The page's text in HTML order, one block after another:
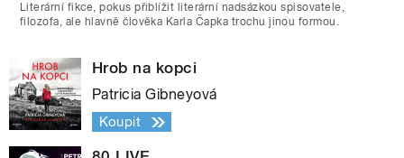
Literární fikce, pokus přiblížit literární nadsázkou spisovatele,
filozofa, ale hlavně člověka Karla Čapka trochu jinou formou.
Hrob na kopci
Patricia Gibneyová
Koupit